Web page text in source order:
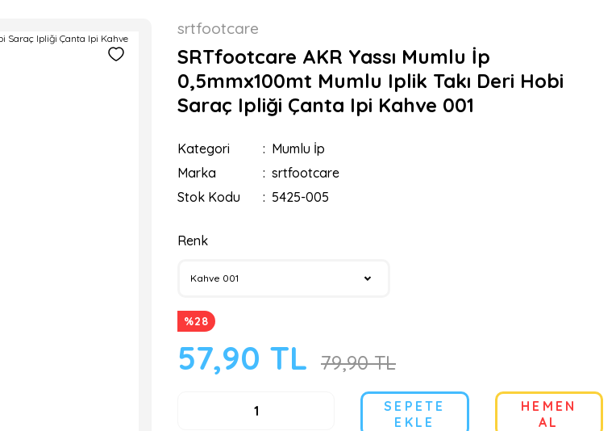
srtfootcare
SRTfootcare AKR Yassı Mumlu İp
0,5mmx100mt Mumlu Iplik Takı Deri Hobi
Saraç Ipliği Çanta Ipi Kahve 001
Kategori
Mumlu İp
Marka
srtfootcare
Stok Kodu
5425-005
Renk
%28
57,90 TL 79,90 TL
SEPETE
EKLE
HEMEN
AL